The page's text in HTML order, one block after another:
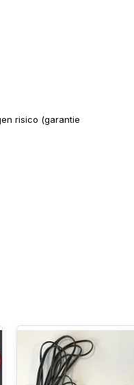
risico (garantie